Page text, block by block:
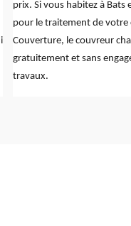
prix. Si vous habitez à
pour le traitement de votre
Couverture, le couvreur
gratuitement et sans
travaux.